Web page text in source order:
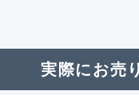
実際にお売